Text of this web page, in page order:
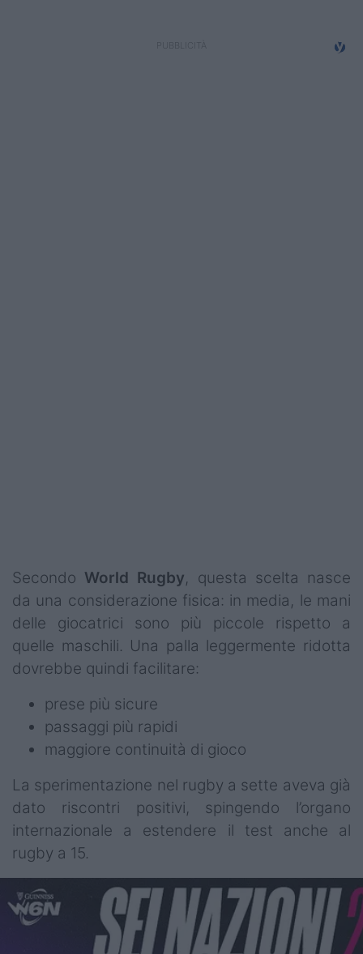
Secondo World Rugby, questa scelta nasce
da una considerazione fisica: in media, le mani
delle giocatrici sono più piccole rispetto a
quelle maschili. Una palla leggermente ridotta
dovrebbe quindi facilitare:
prese più sicure
passaggi più rapidi
maggiore continuità di gioco
La sperimentazione nel rugby a sette aveva già
dato riscontri positivi, spingendo l’organo
internazionale a estendere il test anche al
rugby a 15.